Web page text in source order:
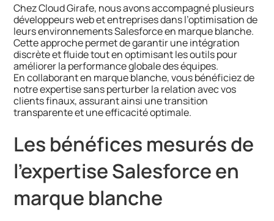
Chez Cloud Girafe, nous avons accompagné plusieurs
développeurs web et entreprises dans l’optimisation de
leurs environnements Salesforce en marque blanche.
Cette approche permet de garantir une intégration
discrète et fluide tout en optimisant les outils pour
améliorer la performance globale des équipes.
En collaborant en marque blanche, vous bénéficiez de
notre expertise sans perturber la relation avec vos
clients finaux, assurant ainsi une transition
transparente et une efficacité optimale.
Les bénéfices mesurés de
l’expertise Salesforce en
marque blanche